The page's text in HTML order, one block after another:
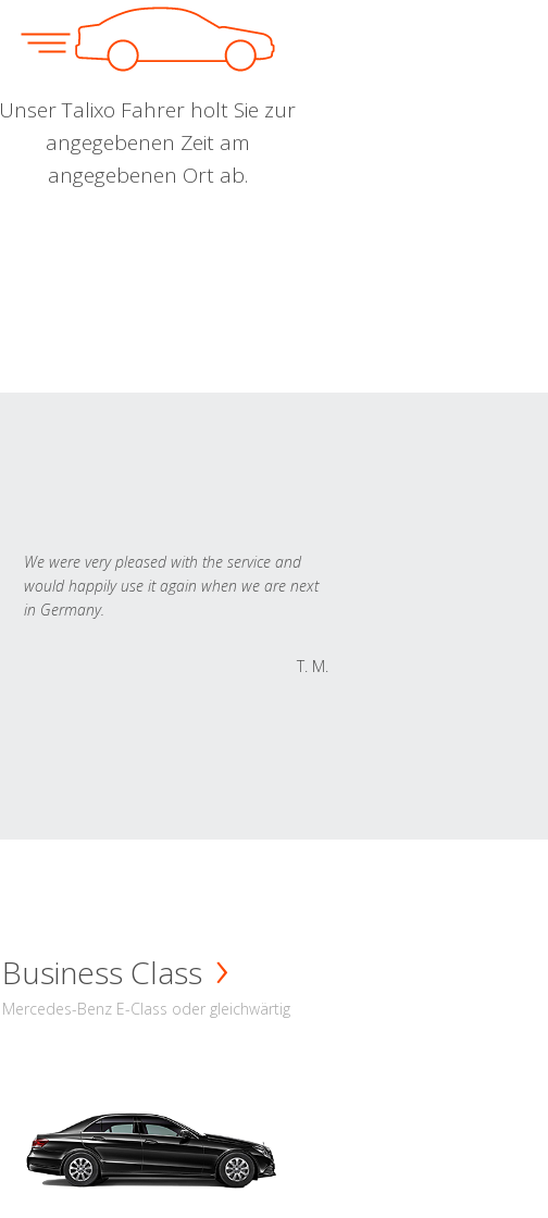
Unser Talixo Fahrer holt Sie zur
angegebenen Zeit am
angegebenen Ort ab.
We were very pleased with the service and
would happily use it again when we are next
in Germany.
T. M.
Business Class
Mercedes-Benz E-Class oder gleichwärtig